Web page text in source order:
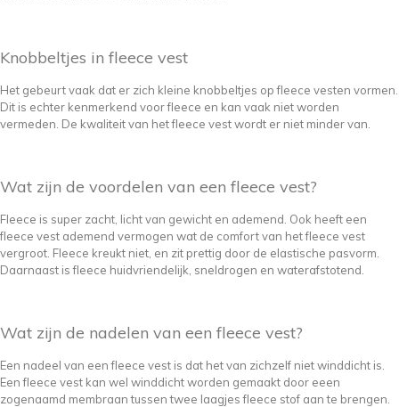
Knobbeltjes in fleece vest
Het gebeurt vaak dat er zich kleine knobbeltjes op fleece vesten vormen.
Dit is echter kenmerkend voor fleece en kan vaak niet worden
vermeden. De kwaliteit van het fleece vest wordt er niet minder van.
Wat zijn de voordelen van een fleece vest?
Fleece is super zacht, licht van gewicht en ademend. Ook heeft een
fleece vest ademend vermogen wat de comfort van het fleece vest
vergroot. Fleece kreukt niet, en zit prettig door de elastische pasvorm.
Daarnaast is fleece huidvriendelijk, sneldrogen en waterafstotend.
Wat zijn de nadelen van een fleece vest?
Een nadeel van een fleece vest is dat het van zichzelf niet winddicht is.
Een fleece vest kan wel winddicht worden gemaakt door eeen
zogenaamd membraan tussen twee laagjes fleece stof aan te brengen.